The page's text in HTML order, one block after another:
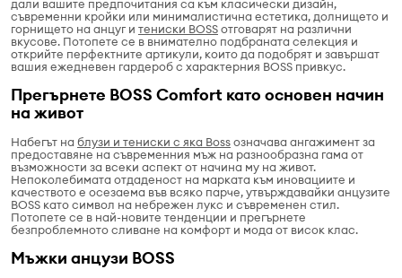
дали вашите предпочитания са към класически дизайн,
съвременни кройки или минималистична естетика, долнището и
горнището на анцуг и тениски BOSSотговарят на различни
вкусове. Потопете се в внимателно подбраната селекция и
открийте перфектните артикули, които да подобрят и завършат
вашия ежедневен гардероб с характерния BOSS привкус.
Прегърнете BOSS Comfort като основен начин
на живот
Набегът наблузи и тениски с яка Bossозначава ангажимент за
предоставяне на съвременния мъж на разнообразна гама от
възможности за всеки аспект от начина му на живот.
Непоколебимата отдаденост на марката към иновациите и
качеството е осезаема във всяко парче, утвърждавайки анцузите
BOSS като символ на небрежен лукс и съвременен стил.
Потопете се в най-новите тенденции и прегърнете
безпроблемното сливане на комфорт и мода от висок клас.
Мъжки анцузи BOSS